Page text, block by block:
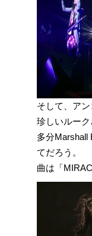
そして、ア
珍しいルー
多分Marshall
てだろう。
曲は「